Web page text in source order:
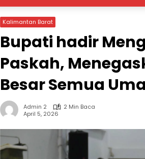
Kalimantan Barat
Bupati hadir
Paskah,
Besar Semua
Admin 2
2 Min Baca
April 5, 2026